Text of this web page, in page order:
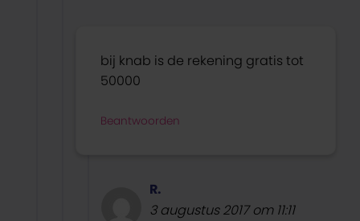
bij knab is de rekening gratis tot
50000
Beantwoorden
R.
3 augustus 2017 om 11:11